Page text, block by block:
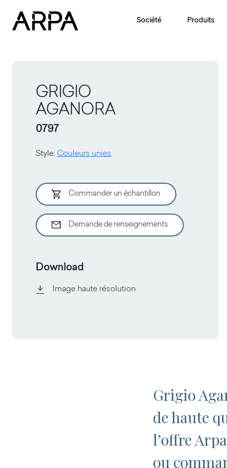
Société Produits
GRIGIO
AGANORA
0797
Style: Couleurs unies
Commander un échantillon
Demande de renseignements
Download
Image haute résolution
Grigio
de haute
l’offre
ou